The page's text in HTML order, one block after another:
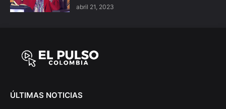
abril 21, 2023
ÚLTIMAS NOTICIAS